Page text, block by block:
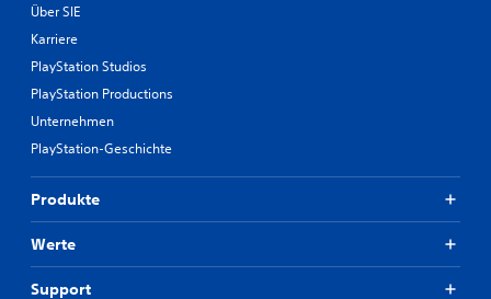
Über SIE
Karriere
PlayStation Studios
PlayStation Productions
Unternehmen
PlayStation-Geschichte
Produkte
Werte
Support